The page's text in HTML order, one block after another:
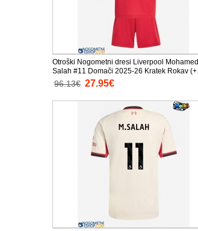
Otroški Nogometni dresi Liverpool Mohamed
Salah #11 Domači 2025-26 Kratek Rokav (+
Kratke hlače)
96.13€ 27.95€